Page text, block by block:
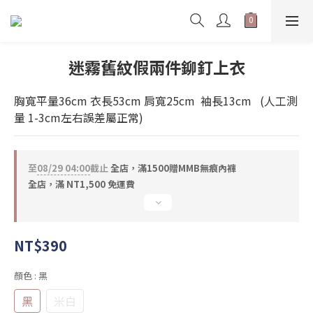
迷霧舊紋假兩件鉚釘上衣
胸寬平量36cm 衣長53cm 肩寬25cm  袖長13cm   (人工測
量 1-3cm左右誤差屬正常)
至08/29 04:00截止全店，滿1500贈MMB無痕內褲
全店，滿 NT1,500 免運費
NT$390
顏色 : 黑
黑 米白